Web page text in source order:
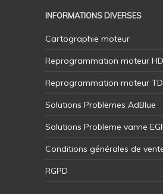
INFORMATIONS DIVERSES
Cartographie moteur
Reprogrammation moteur
Reprogrammation moteur
Solutions Problemes AdBlue
Solutions Probleme vanne
Conditions générales de
RGPD